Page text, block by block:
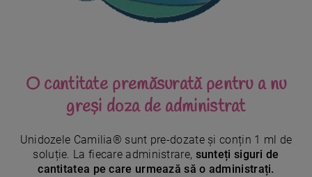
O cantitate premăsurată pentru a nu
greși doza de administrat
Unidozele Camilia® sunt pre-dozate și conțin 1 ml de
soluție. La fiecare administrare, sunteți siguri de
cantitatea pe care urmează să o administrați.